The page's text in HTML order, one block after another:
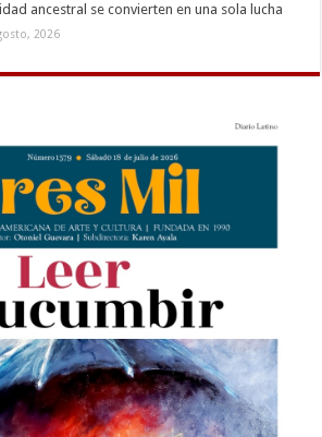
ancestral se convierten en una sola lucha
2026